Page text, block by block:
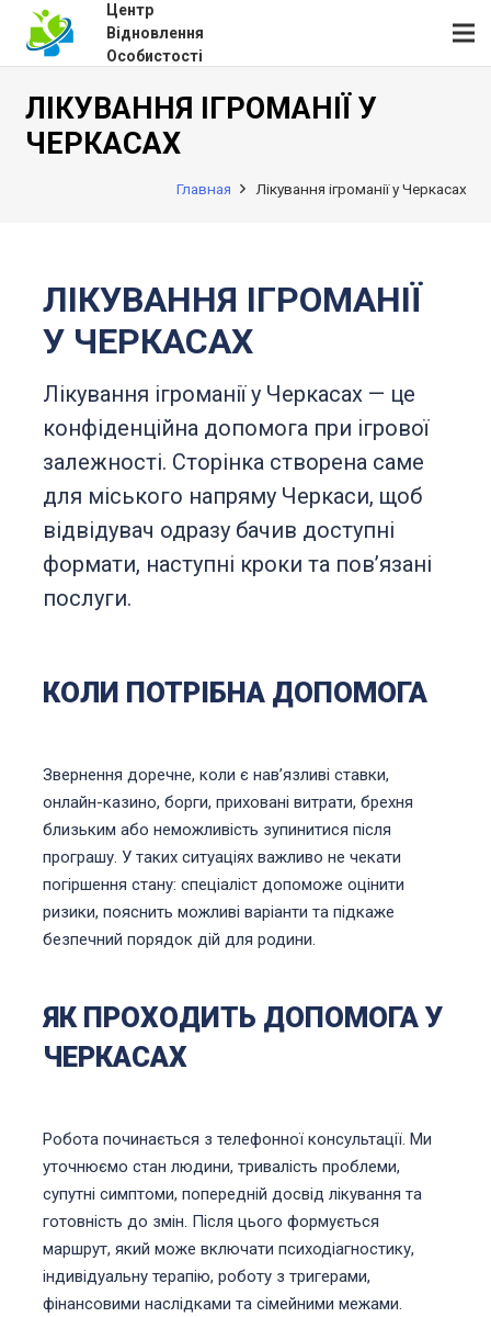
Центр
Відновлення
Особистості
ЛІКУВАННЯ ІГРОМАНІЇ У
ЧЕРКАСАХ
Главная Лікування ігроманії у Черкасах
ЛІКУВАННЯ ІГРОМАНІЇ
У ЧЕРКАСАХ
Лікування ігроманії у Черкасах — це
конфіденційна допомога при ігрової
залежності. Сторінка створена саме
для міського напряму Черкаси, щоб
відвідувач одразу бачив доступні
формати, наступні кроки та повʼязані
послуги.
КОЛИ ПОТРІБНА ДОПОМОГА
Звернення доречне, коли є навʼязливі ставки,
онлайн-казино, борги, приховані витрати, брехня
близьким або неможливість зупинитися після
програшу. У таких ситуаціях важливо не чекати
погіршення стану: спеціаліст допоможе оцінити
ризики, пояснить можливі варіанти та підкаже
безпечний порядок дій для родини.
ЯК ПРОХОДИТЬ ДОПОМОГА У
ЧЕРКАСАХ
Робота починається з телефонної консультації. Ми
уточнюємо стан людини, тривалість проблеми,
супутні симптоми, попередній досвід лікування та
готовність до змін. Після цього формується
маршрут, який може включати психодіагностику,
індивідуальну терапію, роботу з тригерами,
фінансовими наслідками та сімейними межами.